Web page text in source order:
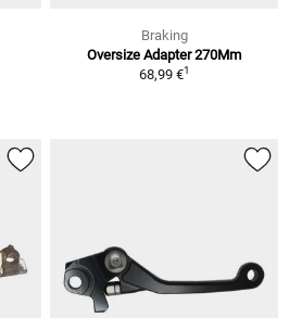
Braking
Oversize Adapter 270Mm
68,99 €1